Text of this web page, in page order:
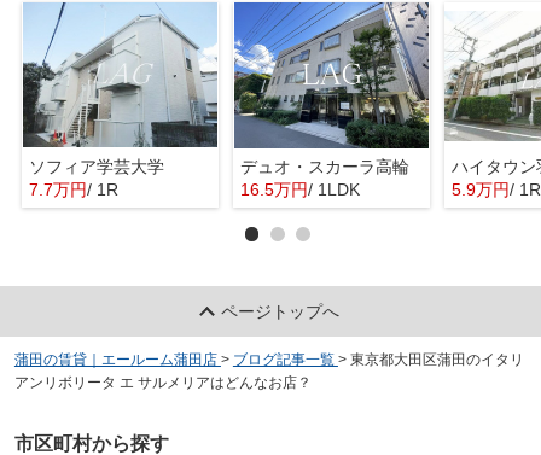
ソフィア学芸大学
7.7万円/ 1R
デュオ・スカーラ高輪
16.5万円/ 1LDK
ハイタウン
5.9万円/ 1R
ページトップへ
蒲田の賃貸｜エールーム蒲田店 > ブログ記事一覧 > 東京都大田区蒲田のイタリ
アンリボリータ エ サルメリアはどんなお店？
市区町村から探す